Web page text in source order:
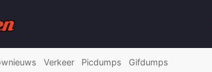
Verkeer Picdumps Gifdumps